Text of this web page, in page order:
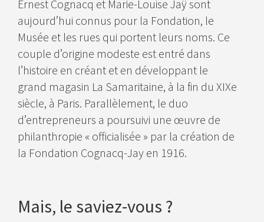
Ernest Cognacq et Marie-Louise Jaÿ sont
aujourd’hui connus pour la Fondation, le
Musée et les rues qui portent leurs noms. Ce
couple d’origine modeste est entré dans
l’histoire en créant et en développant le
grand magasin La Samaritaine, à la fin du XIXe
siècle, à Paris. Parallèlement, le duo
d’entrepreneurs a poursuivi une œuvre de
philanthropie « officialisée » par la création de
la Fondation Cognacq-Jay en 1916.
Mais, le saviez-vous ?